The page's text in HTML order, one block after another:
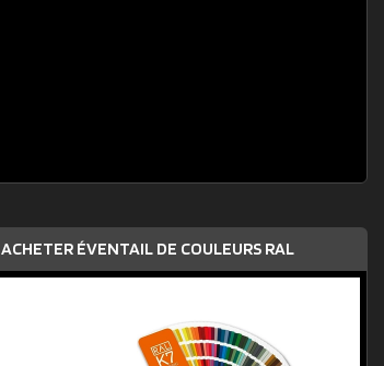
ACHETER ÉVENTAIL DE COULEURS RAL